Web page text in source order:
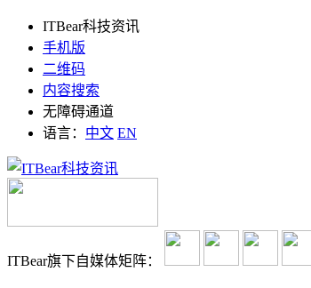
ITBear科技资讯
手机版
二维码
内容搜索
无障碍通道
语言： 中文 EN
ITBear旗下自媒体矩阵：